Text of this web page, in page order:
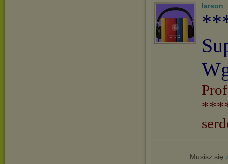
Musisz się